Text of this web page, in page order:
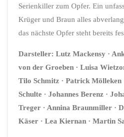
Serienkiller zum Opfer. Ein
Krüger und Braun alles
das nächste Opfer steht bereits
Darsteller: Lutz Mackensy ·
von der Groeben · Luisa
Tilo Schmitz · Patrick Mölleken
Schulte · Johannes Berenz ·
Treger · Annina Braunmiller ·
Käser · Lea Kiernan · Martin